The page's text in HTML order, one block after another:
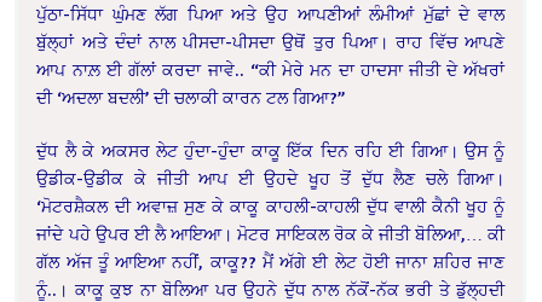
ਪੁੱਠਾ-ਸਿੱਧਾ ਘੁੰਮਣ ਲੱਗ ਪਿਆ ਅਤੇ ਉਹ ਆਪਣੀਆਂ ਲੰਮੀਆਂ ਮੁੱਛਾਂ ਦੇ ਵਾਲ
ਬੁੱਲ੍ਹਾਂ ਅਤੇ ਦੰਦਾਂ ਨਾਲ ਪੀਸਦਾ-ਪੀਸਦਾ ਉਥੋਂ ਤੁਰ ਪਿਆ। ਰਾਹ ਵਿੱਚ ਆਪਣੇ
ਆਪ ਨਾਲ਼ ਈ ਗੱਲਾਂ ਕਰਦਾ ਜਾਵੇ.. “ਕੀ ਮੇਰੇ ਮਨ ਦਾ ਹਾਦਸਾ ਜੀਤੀ ਦੇ ਅੱਖਰਾਂ
ਦੀ ‘ਅਦਲਾ ਬਦਲੀ’ ਦੀ ਚਲਾਕੀ ਕਾਰਨ ਟਲ ਗਿਆ?”
ਦੁੱਧ ਲੈ ਕੇ ਅਕਸਰ ਲੇਟ ਹੁੰਦਾ-ਹੁੰਦਾ ਕਾਕੂ ਇੱਕ ਦਿਨ ਰਹਿ ਈ ਗਿਆ। ਉਸ ਨੂੰ
ਉਡੀਕ-ਉਡੀਕ ਕੇ ਜੀਤੀ ਆਪ ਈ ਉਹਦੇ ਖੂਹ ਤੋਂ ਦੁੱਧ ਲੈਣ ਚਲੇ ਗਿਆ।
‘ਮੋਟਰਸ਼ੈਕਲ ਦੀ ਅਵਾਜ਼ ਸੁਣ ਕੇ ਕਾਕੂ ਕਾਹਲੀ-ਕਾਹਲੀ ਦੁੱਧ ਵਾਲੀ ਕੈਨੀ ਖੂਹ ਨੂੰ
ਜਾਂਦੇ ਪਹੇ ਉਪਰ ਈ ਲੈ ਆਇਆ। ਮੋਟਰ ਸਾਇਕਲ ਰੋਕ ਕੇ ਜੀਤੀ ਬੋਲਿਆ,… ਕੀ
ਗੱਲ ਅੱਜ ਤੂੰ ਆਇਆ ਨਹੀਂ, ਕਾਕੂ?? ਮੈਂ ਅੱਗੇ ਈ ਲੇਟ ਹੋਈ ਜਾਨਾ ਸ਼ਹਿਰ ਜਾਣ
ਨੂੰ..। ਕਾਕੂ ਕੁਝ ਨਾ ਬੋਲਿਆ ਪਰ ਉਹਨੇ ਦੁੱਧ ਨਾਲ ਨੱਕੋਂ-ਨੱਕ ਭਰੀ ਤੇ ਡੁੱਲ੍ਹਦੀ